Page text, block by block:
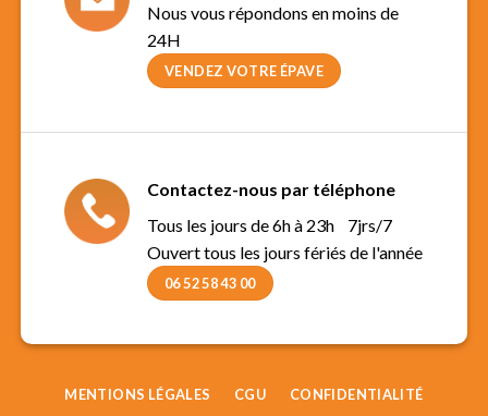
Nous vous répondons en moins de
24H
VENDEZ VOTRE ÉPAVE
Contactez-nous par téléphone
Tous les jours de 6h à 23h 7jrs/7
Ouvert tous les jours fériés de l'année
06 52 58 43 00
MENTIONS LÉGALES CGU CONFIDENTIALITÉ